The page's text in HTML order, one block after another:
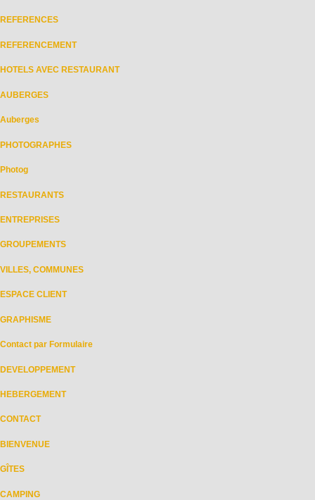
REFERENCES
REFERENCEMENT
HOTELS AVEC RESTAURANT
AUBERGES
Auberges
PHOTOGRAPHES
Photog
RESTAURANTS
ENTREPRISES
GROUPEMENTS
VILLES, COMMUNES
ESPACE CLIENT
GRAPHISME
Contact par Formulaire
DEVELOPPEMENT
HEBERGEMENT
CONTACT
BIENVENUE
GÎTES
CAMPING